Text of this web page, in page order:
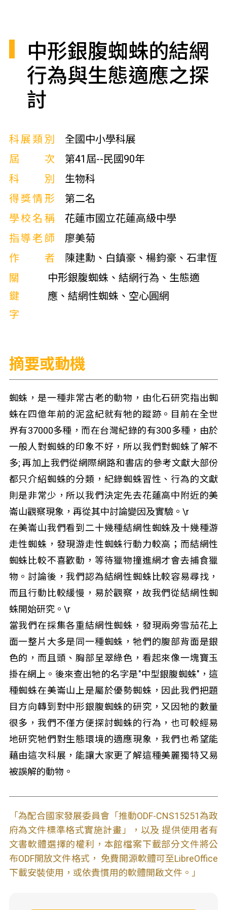
中形銀腹蜘蛛的結網
行為與生態適應之探
討
科展類別
全國中小學科展
屆次
第41屆--民國90年
科別
生物科
得獎情形
第二名
學校名稱
花蓮市國立花蓮高級中學
指導老師
廖美菊
作者
陳建勳、白鎮豪、楊鈞豪、石聿恆
關
鍵
字
中形銀腹蜘蛛、結網行為、生態適
應、結網性蜘蛛、空心圓網
摘要或動機
蜘蛛，是一種非常古老的動物，由化石研究指出蜘
蛛在四億年前的泥盆紀就有牠的蹤跡。目前在全世
界有37000多種，而在台灣紀錄的有300多種，由於
一般人對蜘蛛的印象不好，所以我們對蜘蛛了解不
多; 再加上我們從網際網路和書店的參考文獻大部份
都只介紹蜘蛛的分類，紀錄蜘蛛習性、行為的文獻
則是非常少，所以我們決定先去花蓮高中附近的美
崙山觀察現象，再從其中討論變因及實驗。\r
在美崙山我們看到二十幾種結網性蜘蛛及十幾種游
走性蜘蛛，發現游走性蜘蛛行動力較高；而結網性
蜘蛛比較不喜歡動，等待獵物撞進網才會去捕食獵
物。討論後，我們認為結網性蜘蛛比較容易尋找，
而且行動比較緩慢，易於觀察，故我們從結網性蜘
蛛開始研究。\r
當我們在採集各重結網性蜘蛛，發現兩旁雪茄花上
面一整片大多是同一種蜘蛛，牠們的腹部背面是銀
色的，而且頭、胸部呈翠綠色，看起來像一塊寶玉
掛在網上。後來查出牠的名字是"中型銀腹蜘蛛"，這
種蜘蛛在美崙山上是屬於優勢蜘蛛，因此我們把題
目方向轉到對中形銀腹蜘蛛的研究，又因牠的數量
很多，我們不僅方便探討蜘蛛的行為，也可較經易
地研究牠們對生態環境的適應現象，我們也希望能
藉由這次科展，能讓大家更了解這種美麗獨特又易
被誤解的動物。
「為配合國家發展委員會「推動ODF-CNS15251為政
府為文件標準格式實施計畫」，以及 提供使用者有
文書軟體選擇的權利，本館檔案下載部分文件將公
布ODF開放文件格式， 免費開源軟體可至LibreOffice
下載安裝使用，或依貴慣用的軟體開啟文件。」